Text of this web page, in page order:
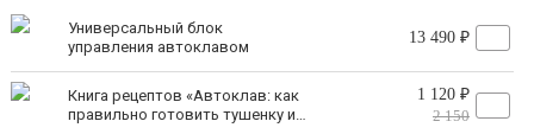
уплотнение, обеспечивающее полную герметичность.
Никаких рым-болтов и гаек!
не отнимает много времени и сил.
Универсальный блок
управления автоклавом
13 490 ₽
Книга рецептов «Автоклав: как
правильно готовить тушенку и
1 120 ₽
2 150